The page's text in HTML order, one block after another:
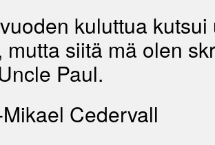
kuluttua kutsui
mutta siitä mä olen
Paul.
Cedervall